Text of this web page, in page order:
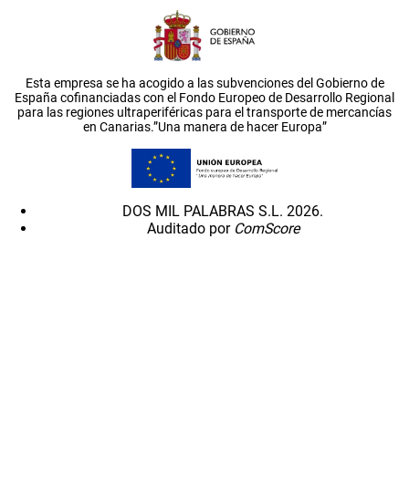
Esta empresa se ha acogido a las subvenciones del Gobierno de
España cofinanciadas con el Fondo Europeo de Desarrollo Regional
para las regiones ultraperiféricas para el transporte de mercancías
en Canarias.”Una manera de hacer Europa”
DOS MIL PALABRAS S.L. 2026.
Auditado por ComScore